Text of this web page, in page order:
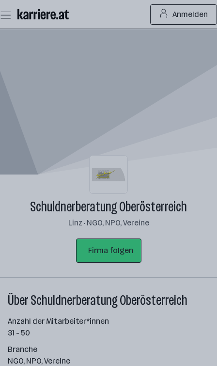
Seiteninhalt
springen
Anmelden
Schuldnerberatung Oberösterreich
Linz · NGO, NPO, Vereine
Firma folgen
Über Schuldnerberatung Oberösterreich
Anzahl der Mitarbeiter*innen
31 - 50
Branche
NGO, NPO, Vereine